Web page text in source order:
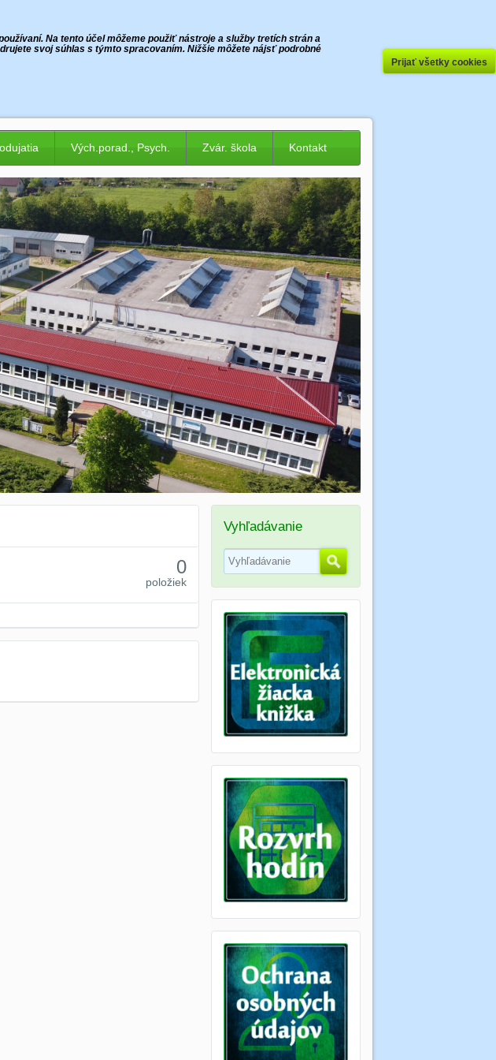
Vých.porad., Psych. Zvár. škola Kontakt
0
položiek
Vyhľadávanie
Na tento účel môžeme použiť nástroje a služby tretích strán a
svoj súhlas s týmto spracovaním. Nižšie môžete nájsť podrobné
Prijať všetky cookies